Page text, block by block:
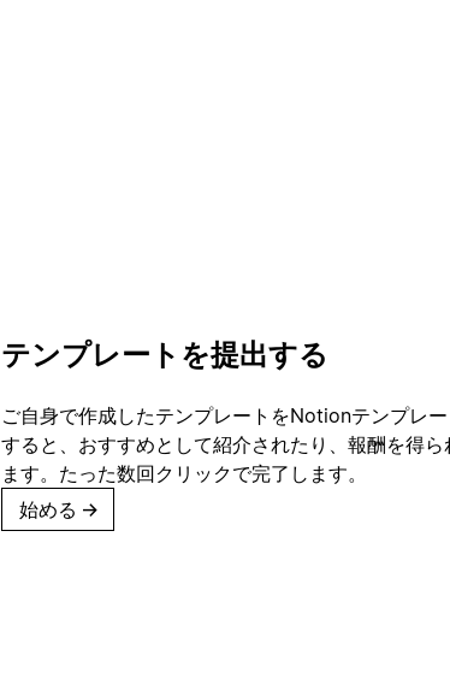
テンプレートを提出する
ご自身で作成したテンプレートをNotionテンプレ
すると、おすすめとして紹介されたり、報酬を得ら
ます。たった数回クリックで完了します。
始める →